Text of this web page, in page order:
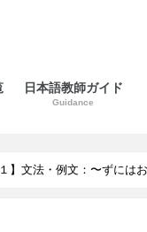
日本語教師ガイド
Guidance
１】文法・例文：〜ずには